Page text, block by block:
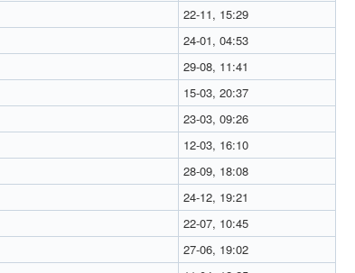
22-11, 15:29
24-01, 04:53
29-08, 11:41
15-03, 20:37
23-03, 09:26
12-03, 16:10
28-09, 18:08
24-12, 19:21
22-07, 10:45
27-06, 19:02